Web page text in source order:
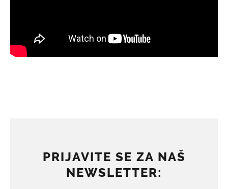
PRIJAVITE SE ZA NAŠ
NEWSLETTER: